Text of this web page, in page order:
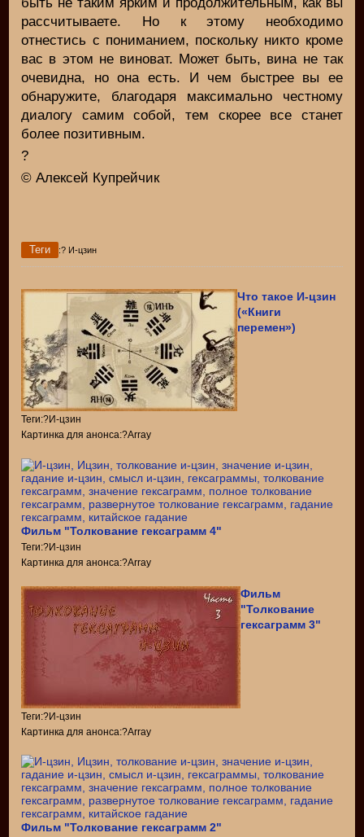
рассчитываете. Но к этому необходимо
отнестись с пониманием, поскольку никто кроме
вас в этом не виноват. Может быть, вина не так
очевидна, но она есть. И чем быстрее вы ее
обнаружите, благодаря максимально честному
диалогу самим собой, тем скорее все станет
более позитивным.
?
© Алексей Купрейчик
Теги :? И-цзин
Что такое И-цзин
(«Книги
перемен»)
Теги:?И-цзин
Картинка для анонса:?Array
Фильм "Толкование гексаграмм 4"
Теги:?И-цзин
Картинка для анонса:?Array
Фильм
"Толкование
гексаграмм 3"
Теги:?И-цзин
Картинка для анонса:?Array
Фильм "Толкование гексаграмм 2"